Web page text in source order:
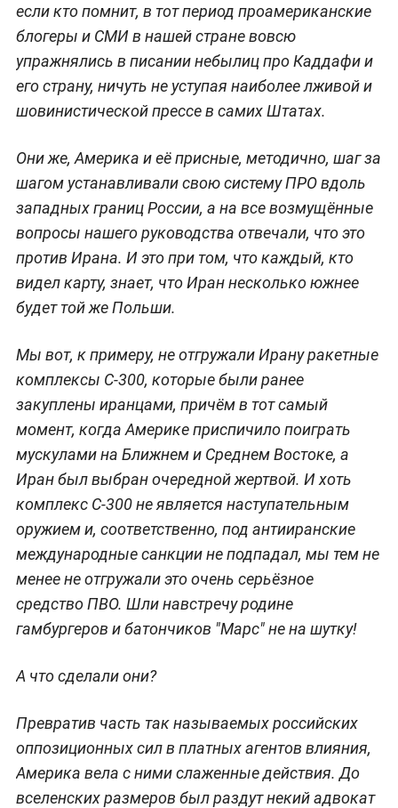
если кто помнит, в тот период проамериканские
блогеры и СМИ в нашей стране вовсю
упражнялись в писании небылиц про Каддафи и
его страну, ничуть не уступая наиболее лживой и
шовинистической прессе в самих Штатах.
Они же, Америка и её присные, методично, шаг за
шагом устанавливали свою систему ПРО вдоль
западных границ России, а на все возмущённые
вопросы нашего руководства отвечали, что это
против Ирана. И это при том, что каждый, кто
видел карту, знает, что Иран несколько южнее
будет той же Польши.
Мы вот, к примеру, не отгружали Ирану ракетные
комплексы С-300, которые были ранее
закуплены иранцами, причём в тот самый
момент, когда Америке приспичило поиграть
мускулами на Ближнем и Среднем Востоке, а
Иран был выбран очередной жертвой. И хоть
комплекс С-300 не является наступательным
оружием и, соответственно, под антииранские
международные санкции не подпадал, мы тем не
менее не отгружали это очень серьёзное
средство ПВО. Шли навстречу родине
гамбургеров и батончиков "Марс" не на шутку!
А что сделали они?
Превратив часть так называемых российских
оппозиционных сил в платных агентов влияния,
Америка вела с ними слаженные действия. До
вселенских размеров был раздут некий адвокат